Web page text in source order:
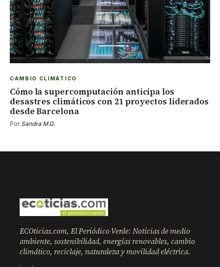
CAMBIO CLIMÁTICO
Cómo la supercomputación anticipa los
desastres climáticos con 21 proyectos liderados
desde Barcelona
Por Sandra M.G.
ECOticias.com, El Periódico Verde: Noticias de medio
ambiente, sostenibilidad, energías renovables, cambio
climático, reciclaje, naturaleza y movilidad eléctrica.